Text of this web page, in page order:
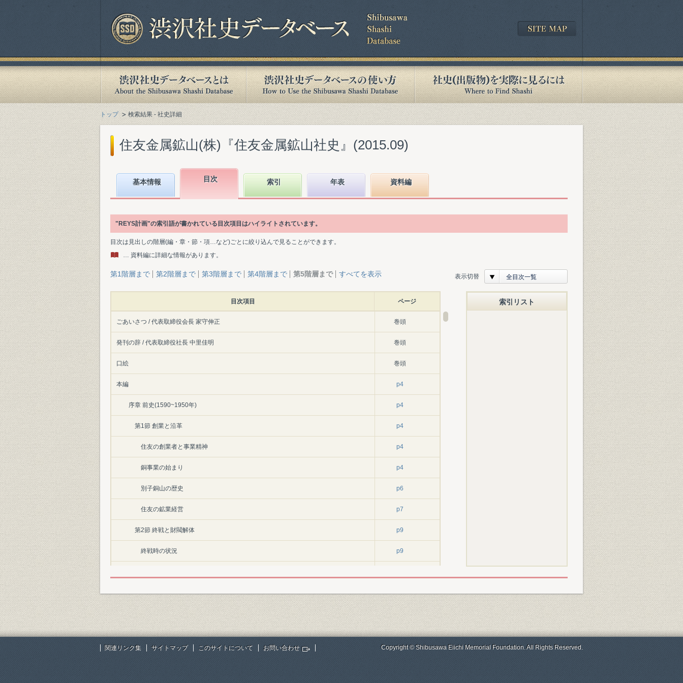
トップ 検索結果 - 社史詳細
住友金属鉱山(株)『住友金属鉱山社史』(2015.09)
基本情報 目次 索引 年表 資料編
"REYS計画"の索引語が書かれている目次項目はハイライトされています。
目次は見出しの階層(編・章・節・項…など)ごとに絞り込んで見ることができます。
… 資料編に詳細な情報があります。
第1階層まで 第2階層まで 第3階層まで 第4階層まで 第5階層まで すべてを表示 表示切替 全目次一覧
目次項目 ページ
ごあいさつ / 代表取締役会長 家守伸正 巻頭
発刊の辞 / 代表取締役社長 中里佳明 巻頭
口絵 巻頭
本編 p4
序章 前史(1590~1950年) p4
第1節 創業と沿革 p4
住友の創業者と事業精神 p4
銅事業の始まり p4
別子銅山の歴史 p6
住友の鉱業経営 p7
第2節 終戦と財閥解体 p9
終戦時の状況 p9
経営幹部の公職追放 p10
株式保有関係の解消 p11
第3節 戦後の混乱と復興のいぶき p12
索引リスト
関連リンク集 サイトマップ このサイトについて お問い合わせ Copyright © Shibusawa Eiichi Memorial Foundation. All Rights Reserved.